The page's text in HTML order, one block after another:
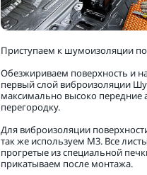
Приступаем к шумоизоляции
Обезжириваем поверхность и
первый слой виброизоляции
максимально высоко передние
перегородку.
Для виброизоляции
так же используем М3. Все
прогретые из специальной
прикатываем после монтажа.